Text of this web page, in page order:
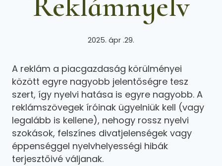
2025. ápr .29.
A reklám a piacgazdaság körülményei
között egyre nagyobb jelentőségre tesz
szert, így nyelvi hatása is egyre nagyobb. A
reklámszövegek íróinak ügyelniük kell (vagy
legalább is kellene), nehogy rossz nyelvi
szokások, felszínes divatjelenségek vagy
éppenséggel nyelvhelyességi hibák
terjesztőivé váljanak.